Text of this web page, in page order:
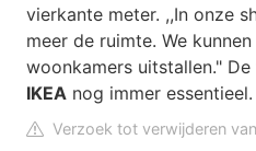
vierkante meter. ,,In onze
meer de ruimte. We
woonkamers uitstallen."
IKEA nog immer essentieel.
Verzoek tot verwijderen